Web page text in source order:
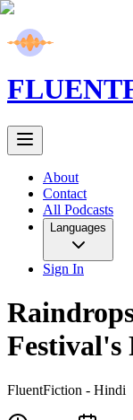
FLUENT
About
Contact
All Podcasts
Languages
Sign In
Festival's
FluentFiction - Hindi